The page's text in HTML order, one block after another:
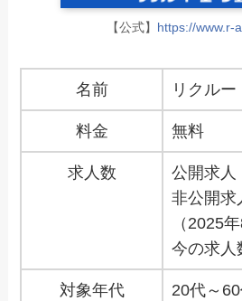
【公式】 https://www.r-
名前 リクルー
料金 無料
求人数
公開求人
非公開求
（2025
今の求人
対象年代 20代～